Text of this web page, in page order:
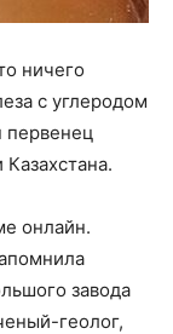
ничего
с углеродом
первенец
онлайн.
завода
геолог,